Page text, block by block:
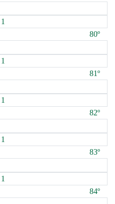
1
80º
1
81º
1
82º
1
83º
1
84º